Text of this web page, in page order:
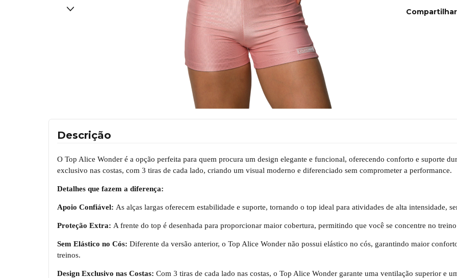
Compartilhar
Descrição
O Top Alice Wonder é a opção perfeita para quem procura um design elegante e funcional, oferecendo conforto e suporte
exclusivo nas costas, com 3 tiras de cada lado, criando um visual moderno e diferenciado sem comprometer a performance.
Detalhes que fazem a diferença:
Apoio Confiável: As alças largas oferecem estabilidade e suporte, tornando o top ideal para atividades de alta intensidade,
Proteção Extra: A frente do top é desenhada para proporcionar maior cobertura, permitindo que você se concentre no
Sem Elástico no Cós: Diferente da versão anterior, o Top Alice Wonder não possui elástico no cós, garantindo maior
treinos.
Design Exclusivo nas Costas: Com 3 tiras de cada lado nas costas, o Top Alice Wonder garante uma ventilação superior e